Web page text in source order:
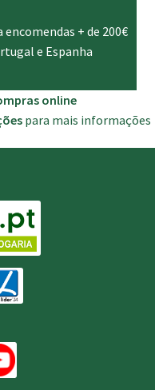
+ de 200€
e Espanha
online
para mais informações